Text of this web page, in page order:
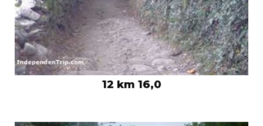
12 km 16,0